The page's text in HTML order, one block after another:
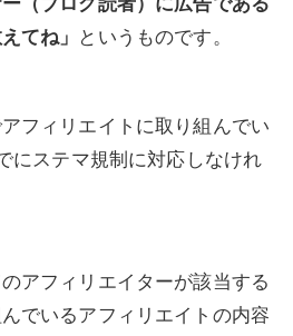
てね」 というものです。
フィリエイトに取り組んでい
にステマ規制に対応しなけれ
アフィリエイターが該当する
でいるアフィリエイトの内容